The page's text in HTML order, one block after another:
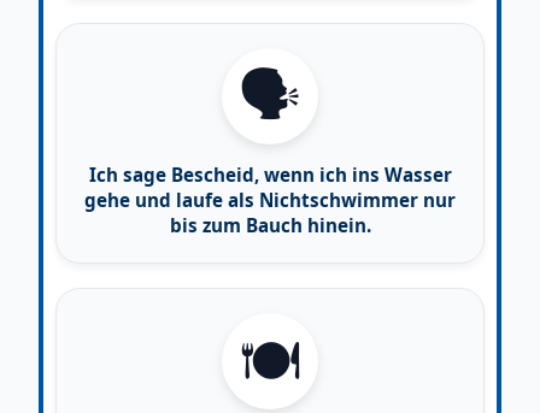
🗣️
Ich sage Bescheid, wenn ich ins Wasser
gehe und laufe als Nichtschwimmer nur
bis zum Bauch hinein.
🍽️